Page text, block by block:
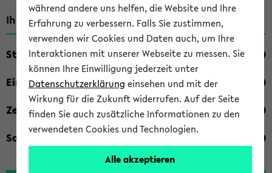
Ihre Suchkriterien:
Studienfach
Einrichtung
Zeiten
Sonstiges
während andere uns helfen, die Website und Ihre
Erfahrung zu verbessern. Falls Sie zustimmen,
verwenden wir Cookies und Daten auch, um Ihre
Interaktionen mit unserer Webseite zu messen. Sie
können Ihre Einwilligung jederzeit unter
Datenschutzerklärung einsehen und mit der
Wirkung für die Zukunft widerrufen. Auf der Seite
finden Sie auch zusätzliche Informationen zu den
verwendeten Cookies und Technologien.
Alle akzeptieren